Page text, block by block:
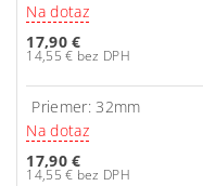
Na dotaz
17,90 €
14,55 € bez DPH
Priemer: 32mm
Na dotaz
17,90 €
14,55 € bez DPH